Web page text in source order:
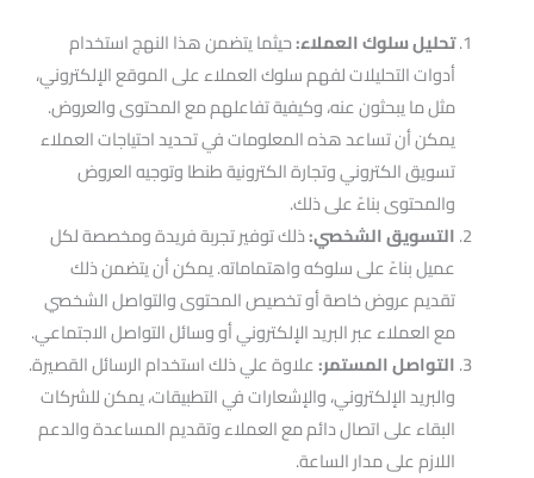
تحليل سلوك العملاء:حيثما يتضمن هذا النهج استخدام
أدوات التحليلات لفهم سلوك العملاء على الموقع الإلكتروني،
مثل ما يبحثون عنه، وكيفية تفاعلهم مع المحتوى والعروض.
يمكن أن تساعد هذه المعلومات في تحديد احتياجات العملاء
تسويق الكتروني وتجارة الكترونية طنطا وتوجيه العروض
والمحتوى بناءً على ذلك.
التسويق الشخصي:ذلك توفير تجربة فريدة ومخصصة لكل
عميل بناءً على سلوكه واهتماماته. يمكن أن يتضمن ذلك
تقديم عروض خاصة أو تخصيص المحتوى والتواصل الشخصي
مع العملاء عبر البريد الإلكتروني أو وسائل التواصل الاجتماعي.
التواصل المستمر:علاوة علي ذلك استخدام الرسائل القصيرة.
والبريد الإلكتروني، والإشعارات في التطبيقات، يمكن للشركات
البقاء على اتصال دائم مع العملاء وتقديم المساعدة والدعم
اللازم على مدار الساعة.